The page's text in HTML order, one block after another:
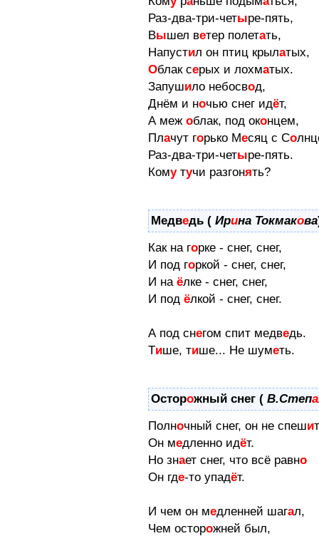
Раз-два-три-четыре-пять,
Вышел ветер полетать,
Напустил он птиц крылатых,
Облак серых и лохматых.
Запушило небосвод,
Днём и ночью снег идёт,
А меж облак, под оконцем,
Плачут горько Месяц с Со
Раз-два-три-четыре-пять.
Комутучи разгонять?
Медведь ( Ирина Токмакова
Как на горке - снег, снег,
И под горкой - снег, снег,
И на ёлке - снег, снег,
И под ёлкой - снег, снег.
А под снегом спит медведь.
Тише, тише... Не шуметь.
Осторожный снег ( В.Степа
Полночный снег, он не спеши
Он медленно идёт.
Но знает снег, что всё равно
Он где-то упадёт.
И чем он медленней шагал,
Чем осторожней был,